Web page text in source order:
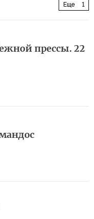
Еще 1
прессы. 22